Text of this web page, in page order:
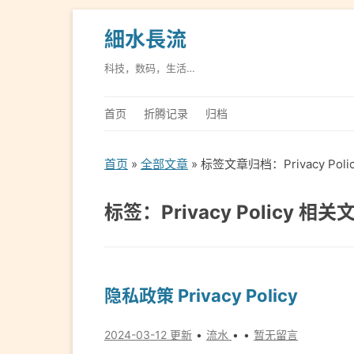
細水長流
科技，数码，生活…
首页 折腾记录 归档
首页 » 全部文章 » 标签文章归档：Privacy
标签：Privacy Policy 相关
隐私政策 Privacy Policy
2024-03-12 更新 流水 暂无留言